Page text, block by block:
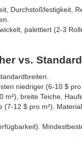
Durchstoßfestigkeit,
palettiert (2-3
vs.
niedriger (6-10 $
breite Teiche,
12 $ pro m²).